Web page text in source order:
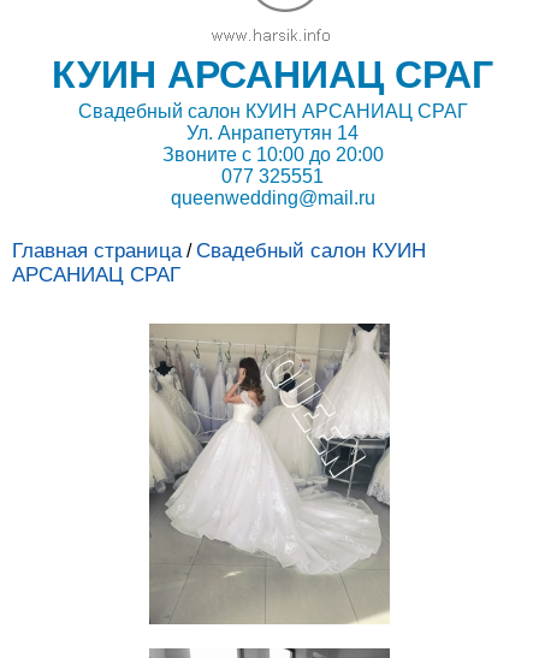
КУИН АРСАНИАЦ СРАГ
Свадебный салон КУИН АРСАНИАЦ СРАГ
Ул. Анрапетутян 14
Звоните с 10:00 до 20:00
077 325551
queenwedding@mail.ru
Главная страница /Свадебный салон КУИН
АРСАНИАЦ СРАГ